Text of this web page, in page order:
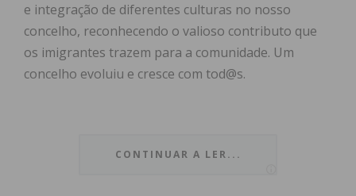
e integração de diferentes culturas no nosso
concelho, reconhecendo o valioso contributo que
os imigrantes trazem para a comunidade. Um
concelho evoluiu e cresce com tod@s.
A diversidade cultural é uma mais-valia para
CONTINUAR A LER...